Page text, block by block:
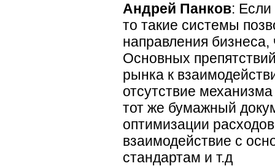
Андрей Панков: Если
то такие системы
направления бизнеса,
Основных
рынка к
отсутствие
тот же бумажный
оптимизации
взаимодействие с
стандартам и т.д